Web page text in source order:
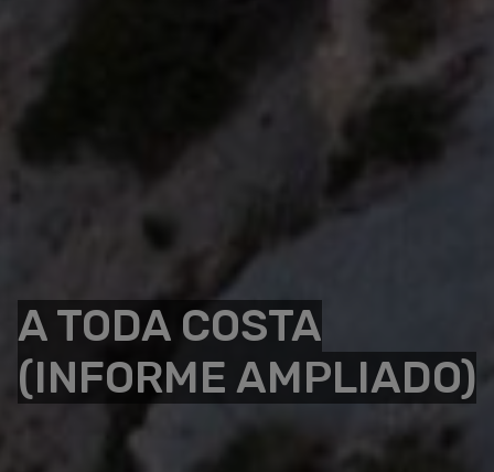
A TODA COSTA
(INFORME AMPLIADO)